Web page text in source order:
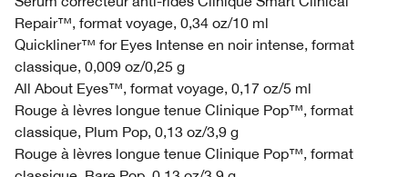
Repair™, format voyage, 0,34 oz/10 ml
Quickliner™ for Eyes Intense en noir intense, format
classique, 0,009 oz/0,25 g
All About Eyes™, format voyage, 0,17 oz/5 ml
Rouge à lèvres longue tenue Clinique Pop™, format
classique, Plum Pop, 0,13 oz/3,9 g
Rouge à lèvres longue tenue Clinique Pop™, format